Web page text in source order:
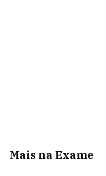
Mais na Exame